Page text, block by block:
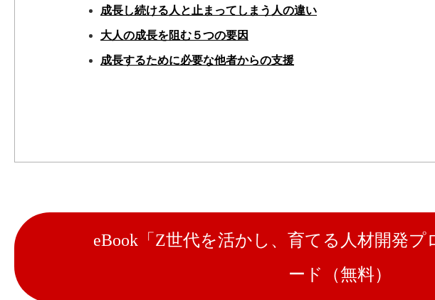
成長し続ける人と止まってしまう人の違い
大人の成長を阻む５つの要因
成長するために必要な他者からの支援
eBook「Z世代を活かし、育てる人材開発プ
ード（無料）